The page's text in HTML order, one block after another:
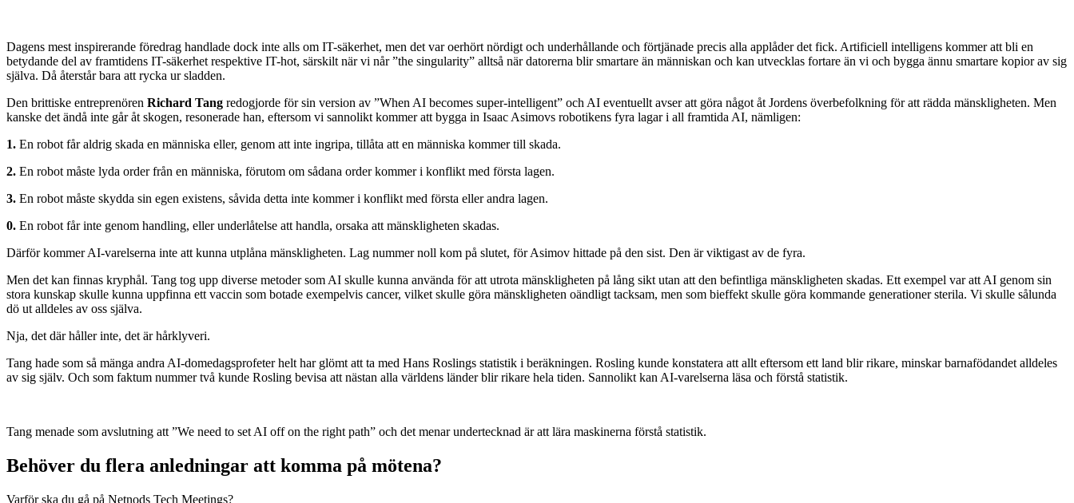
Dagens mest inspirerande föredrag handlade dock inte alls om IT-säkerhet, men det var oerhört nördigt och underhållande och förtjänade precis alla applåder det fick. Artificiell intelligens kommer att bli en
betydande del av framtidens IT-säkerhet respektive IT-hot, särskilt när vi når ”the singularity” alltså när datorerna blir smartare än människan och kan utvecklas fortare än vi och bygga ännu smartare kopior av sig
själva. Då återstår bara att rycka ur sladden.
Den brittiske entreprenören Richard Tang redogjorde för sin version av ”When AI becomes super-intelligent” och AI eventuellt avser att göra något åt Jordens överbefolkning för att rädda mänskligheten. Men
kanske det ändå inte går åt skogen, resonerade han, eftersom vi sannolikt kommer att bygga in Isaac Asimovs robotikens fyra lagar i all framtida AI, nämligen:
1. En robot får aldrig skada en människa eller, genom att inte ingripa, tillåta att en människa kommer till skada.
2. En robot måste lyda order från en människa, förutom om sådana order kommer i konflikt med första lagen.
3. En robot måste skydda sin egen existens, såvida detta inte kommer i konflikt med första eller andra lagen.
0. En robot får inte genom handling, eller underlåtelse att handla, orsaka att mänskligheten skadas.
Därför kommer AI-varelserna inte att kunna utplåna mänskligheten. Lag nummer noll kom på slutet, för Asimov hittade på den sist. Den är viktigast av de fyra.
Men det kan finnas kryphål. Tang tog upp diverse metoder som AI skulle kunna använda för att utrota mänskligheten på lång sikt utan att den befintliga mänskligheten skadas. Ett exempel var att AI genom sin
stora kunskap skulle kunna uppfinna ett vaccin som botade exempelvis cancer, vilket skulle göra mänskligheten oändligt tacksam, men som bieffekt skulle göra kommande generationer sterila. Vi skulle sålunda
dö ut alldeles av oss själva.
Nja, det där håller inte, det är hårklyveri.
Tang hade som så mänga andra AI-domedagsprofeter helt har glömt att ta med Hans Roslings statistik i beräkningen. Rosling kunde konstatera att allt eftersom ett land blir rikare, minskar barnafödandet alldeles
av sig själv. Och som faktum nummer två kunde Rosling bevisa att nästan alla världens länder blir rikare hela tiden. Sannolikt kan AI-varelserna läsa och förstå statistik.
Tang menade som avslutning att ”We need to set AI off on the right path” och det menar undertecknad är att lära maskinerna förstå statistik.
Behöver du flera anledningar att komma på mötena?
Varför ska du gå på Netnods Tech Meetings?